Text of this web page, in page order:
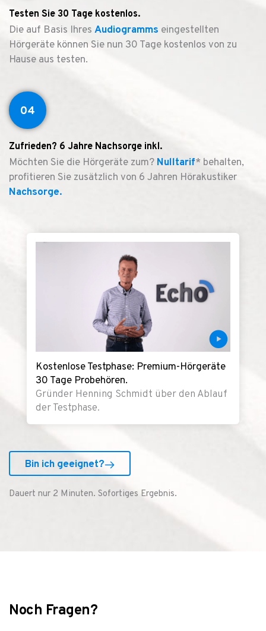
Testen Sie 30 Tage kostenlos.
Die auf Basis Ihres Audiogramms eingestellten
Hörgeräte können Sie nun 30 Tage kostenlos von zu
Hause aus testen.
04
Zufrieden? 6 Jahre Nachsorge inkl.
Möchten Sie die Hörgeräte zum? Nulltarif* behalten,
profitieren Sie zusätzlich von 6 Jahren Hörakustiker
Nachsorge.
Kostenlose Testphase: Premium-Hörgeräte
30 Tage Probehören.
Gründer Henning Schmidt über den Ablauf
der Testphase.
Bin ich geeignet?
Dauert nur 2 Minuten. Sofortiges Ergebnis.
Noch Fragen?